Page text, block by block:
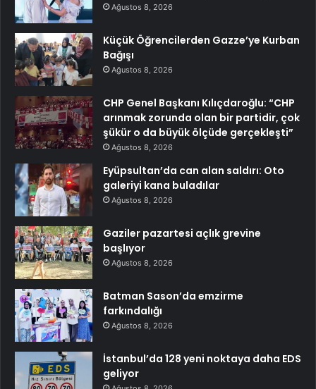
Ağustos 8, 2026
Küçük Öğrencilerden Gazze’ye Kurban
Bağışı
Ağustos 8, 2026
CHP Genel Başkanı Kılıçdaroğlu: “CHP
arınmak zorunda olan bir partidir, çok
şükür o da büyük ölçüde gerçekleşti”
Ağustos 8, 2026
Eyüpsultan’da can alan saldırı: Oto
galeriyi kana buladılar
Ağustos 8, 2026
Gaziler pazartesi açlık grevine
başlıyor
Ağustos 8, 2026
Batman Sason’da emzirme
farkındalığı
Ağustos 8, 2026
İstanbul’da 128 yeni noktaya daha EDS
geliyor